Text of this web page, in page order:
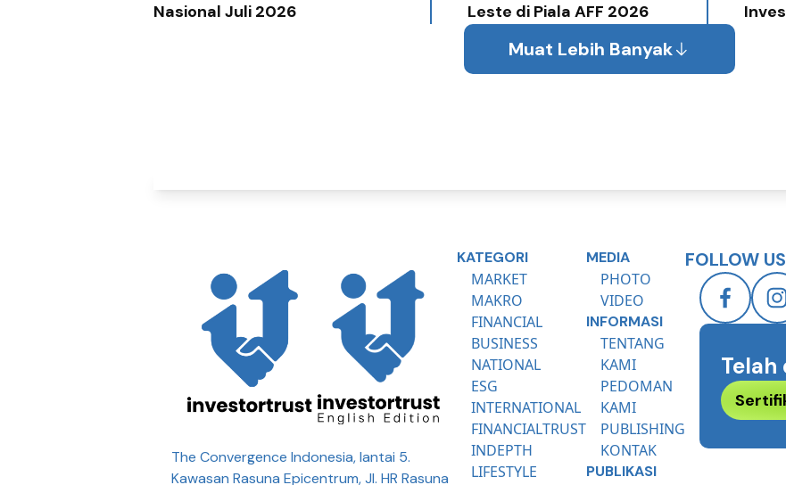
Nasional Juli 2026
Leste di Piala AFF 2026
Muat Lebih Banyak
The Convergence Indonesia, lantai 5.
Kawasan Rasuna Epicentrum, Jl. HR Rasuna
KATEGORI
MARKET
MAKRO
FINANCIAL
BUSINESS
NATIONAL
ESG
INTERNATIONAL
FINANCIALTRUST
INDEPTH
LIFESTYLE
MEDIA
PHOTO
VIDEO
INFORMASI
TENTANG
KAMI
PEDOMAN
KAMI
PUBLISHING
KONTAK
PUBLIKASI
FOLLOW US
Telah